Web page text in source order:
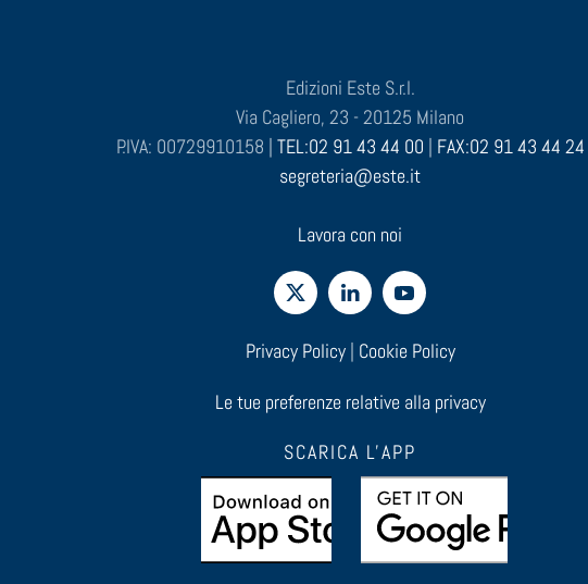
Edizioni Este S.r.l.
Via Cagliero, 23 - 20125 Milano
P.IVA: 00729910158 | TEL:02 91 43 44 00 | FAX:02 91 43 44 24
segreteria@este.it
Lavora con noi
Privacy Policy| Cookie Policy
Le tue preferenze relative alla privacy
SCARICA L'APP